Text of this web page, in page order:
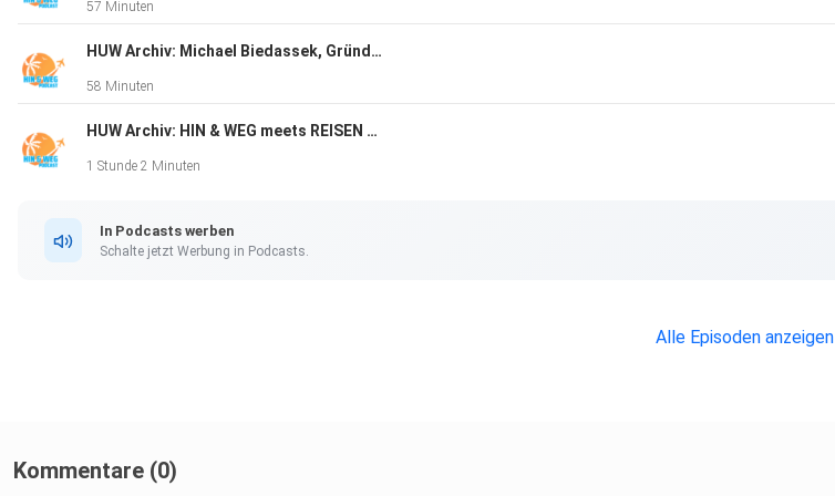
57 Minuten
HUW Archiv: Michael Biedassek, Gründer - Bangkok Vanguards
58 Minuten
HUW Archiv: HIN & WEG meets REISEN REISEN (Runde 2)
1 Stunde 2 Minuten
In Podcasts werben
Schalte jetzt Werbung in Podcasts.
Alle Episoden anzeigen
Kommentare (0)